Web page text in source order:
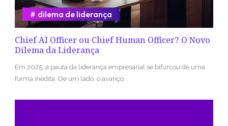
Chief AI Officer ou Chief Human Officer? O Novo
Dilema da Liderança
dilema de liderança
Em 2025, a pauta da liderança empresarial se bifurcou de uma
forma inédita. De um lado, o avanço...